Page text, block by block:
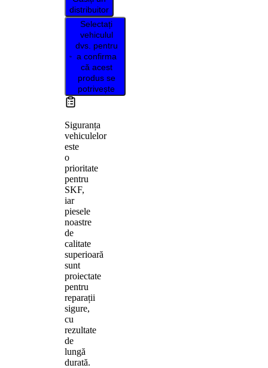
distribuitor
Selectați
vehiculul
dvs. pentru
a confirma
că acest
produs se
potrivește
Siguranța
vehiculelor
este
o
prioritate
pentru
SKF,
iar
piesele
noastre
de
calitate
superioară
sunt
proiectate
pentru
reparații
sigure,
cu
rezultate
de
lungă
durată.